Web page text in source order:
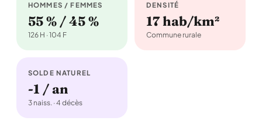
HOMMES / FEMMES
55 % / 45 %
126 H · 104 F
DENSITÉ
17 hab/km²
Commune rurale
SOLDE NATUREL
-1 / an
3 naiss. · 4 décès